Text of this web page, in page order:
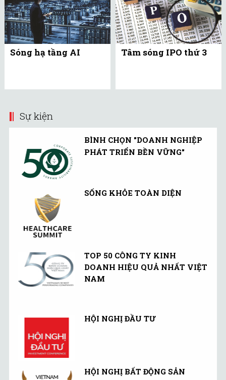
Sóng hạ tầng AI Tâm sóng IPO thứ 3
Sự kiện
BÌNH CHỌN "DOANH NGHIỆP
PHÁT TRIỂN BỀN VỮNG"
SỐNG KHỎE TOÀN DIỆN
TOP 50 CÔNG TY KINH
DOANH HIỆU QUẢ NHẤT VIỆT
NAM
HỘI NGHỊ ĐẦU TƯ
HỘI NGHỊ BẤT ĐỘNG SẢN